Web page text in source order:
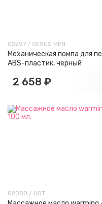
02297 / SEXUS MEN
Механическая помпа для
ABS-пластик, черный
2 658 ₽
02080 / HOT